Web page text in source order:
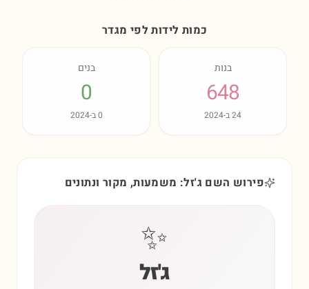
כמות לידות לפי מגדר
בנות
648
24ב-2024
בנים
0
0ב-2024
פירוש השם ג'זל: משמעות, מקור ונתונים
✨
ג'זל